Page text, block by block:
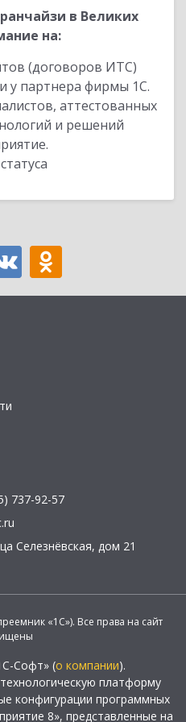
в Великих
на:
(договоров ИТС)
у партнера фирмы 1С.
аттестованных
и решений
737-92-57
Селезнёвская, дом 21
«1С»). Все права на сайт
Софт» (о компании).
платформу
конфигурации программных
8», представленные на